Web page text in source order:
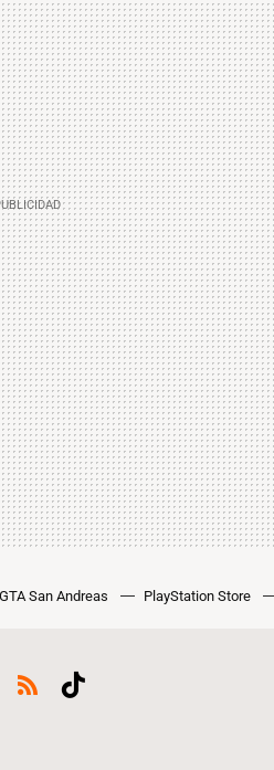
San Andreas PlayStation Store